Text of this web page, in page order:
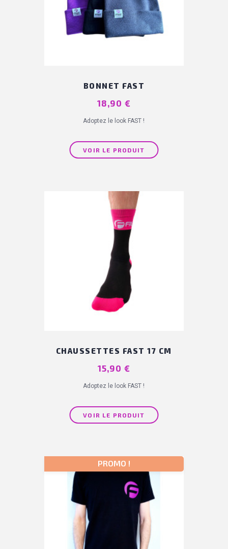
BONNET FAST
Prix
18,90 €
Adoptez le look FAST !
VOIR LE PRODUIT
CHAUSSETTES FAST 17 CM
Prix
15,90 €
Adoptez le look FAST !
VOIR LE PRODUIT
PROMO !